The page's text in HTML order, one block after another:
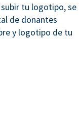
subir tu logotipo, se
de donantes
y logotipo de tu